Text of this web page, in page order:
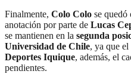
Finalmente, Colo Colo se quedó
anotación por parte de Lucas
se mantienen en la segunda
Universidad de Chile, ya que
Deportes Iquique, además, el
pendientes.